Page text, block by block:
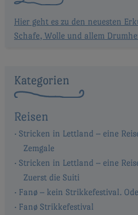
Hier geht es zu den neuesten
Schafe, Wolle und allem
Kategorien
Reisen
Stricken in Lettland – eine
Zemgale
Stricken in Lettland – eine
Zuerst die Suiti
Fanø – kein Strikkefestival.
Fanø Strikkefestival